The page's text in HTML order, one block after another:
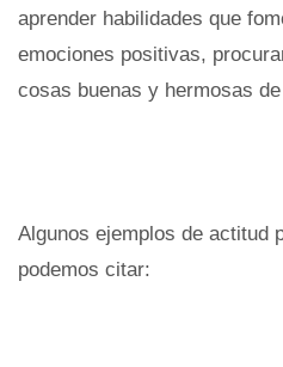
aprender habilidades que
emociones positivas,
cosas buenas y hermosas
Algunos ejemplos de actitud
podemos citar: